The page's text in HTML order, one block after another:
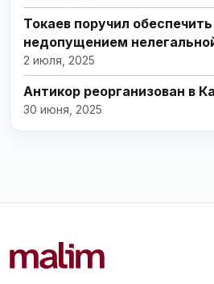
Токаев поручил
недопущением
2 июля, 2025
Антикор реорганизован в
30 июня, 2025